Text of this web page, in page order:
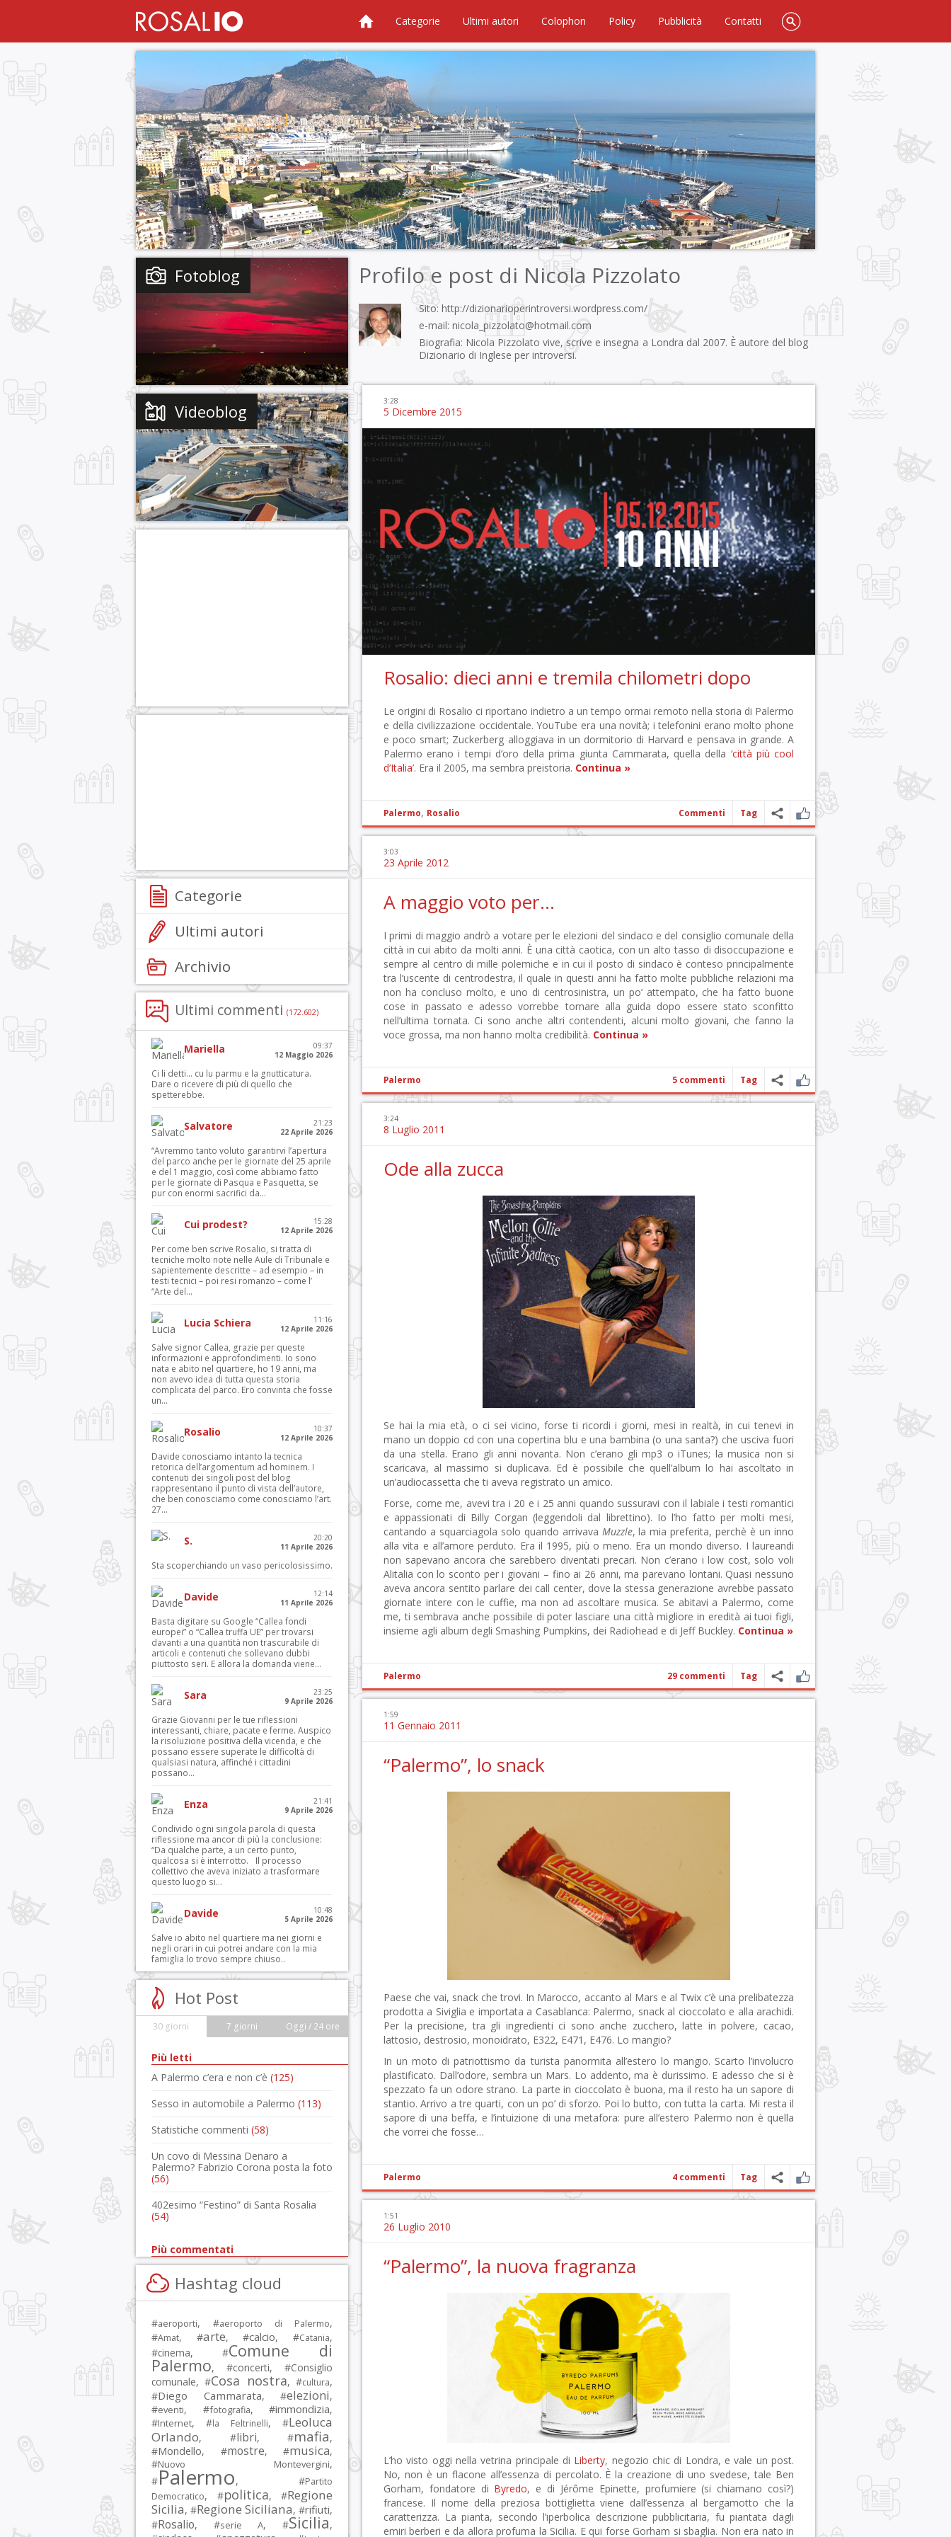
Categorie Ultimi autori Colophon Policy Pubblicità Contatti
Profilo e post di Nicola Pizzolato
Sito: http://dizionarioperintroversi.wordpress.com/
e-mail: nicola_pizzolato@hotmail.com
Biografia: Nicola Pizzolato vive, scrive e insegna a Londra dal 2007. È autore del blog
Dizionario di Inglese per introversi.
3:28
5 Dicembre 2015
Rosalio: dieci anni e tremila chilometri dopo
Le origini di Rosalio ci riportano indietro a un tempo ormai remoto nella storia di Palermo
e della civilizzazione occidentale. YouTube era una novità; i telefonini erano molto phone
e poco smart; Zuckerberg alloggiava in un dormitorio di Harvard e pensava in grande. A
Palermo erano i tempi d’oro della prima giunta Cammarata, quella della ‘città più cool
d’Italia’. Era il 2005, ma sembra preistoria. Continua »
Palermo, Rosalio Commenti Tag
3:03
23 Aprile 2012
A maggio voto per…
I primi di maggio andrò a votare per le elezioni del sindaco e del consiglio comunale della
città in cui abito da molti anni. È una città caotica, con un alto tasso di disoccupazione e
sempre al centro di mille polemiche e in cui il posto di sindaco è conteso principalmente
tra l’uscente di centrodestra, il quale in questi anni ha fatto molte pubbliche relazioni ma
non ha concluso molto, e uno di centrosinistra, un po’ attempato, che ha fatto buone
cose in passato e adesso vorrebbe tornare alla guida dopo essere stato sconfitto
nell’ultima tornata. Ci sono anche altri contendenti, alcuni molto giovani, che fanno la
voce grossa, ma non hanno molta credibilità. Continua »
Palermo 5 commenti Tag
3:24
8 Luglio 2011
Ode alla zucca
Se hai la mia età, o ci sei vicino, forse ti ricordi i giorni, mesi in realtà, in cui tenevi in
mano un doppio cd con una copertina blu e una bambina (o una santa?) che usciva fuori
da una stella. Erano gli anni novanta. Non c’erano gli mp3 o iTunes; la musica non si
scaricava, al massimo si duplicava. Ed è possibile che quell’album lo hai ascoltato in
un’audiocassetta che ti aveva registrato un amico.
Forse, come me, avevi tra i 20 e i 25 anni quando sussuravi con il labiale i testi romantici
e appassionati di Billy Corgan (leggendoli dal librettino). Io l’ho fatto per molti mesi,
cantando a squarciagola solo quando arrivava Muzzle, la mia preferita, perchè è un inno
alla vita e all’amore perduto. Era il 1995, più o meno. Era un mondo diverso. I laureandi
non sapevano ancora che sarebbero diventati precari. Non c’erano i low cost, solo voli
Alitalia con lo sconto per i giovani – fino ai 26 anni, ma parevano lontani. Quasi nessuno
aveva ancora sentito parlare dei call center, dove la stessa generazione avrebbe passato
giornate intere con le cuffie, ma non ad ascoltare musica. Se abitavi a Palermo, come
me, ti sembrava anche possibile di poter lasciare una città migliore in eredità ai tuoi figli,
insieme agli album degli Smashing Pumpkins, dei Radiohead e di Jeff Buckley. Continua »
Palermo 29 commenti Tag
1:59
11 Gennaio 2011
“Palermo”, lo snack
Paese che vai, snack che trovi. In Marocco, accanto al Mars e al Twix c’è una prelibatezza
prodotta a Siviglia e importata a Casablanca: Palermo, snack al cioccolato e alla arachidi.
Per la precisione, tra gli ingredienti ci sono anche zucchero, latte in polvere, cacao,
lattosio, destrosio, monoidrato, E322, E471, E476. Lo mangio?
In un moto di patriottismo da turista panormita all’estero lo mangio. Scarto l’involucro
plastificato. Dall’odore, sembra un Mars. Lo addento, ma è durissimo. E adesso che si è
spezzato fa un odore strano. La parte in cioccolato è buona, ma il resto ha un sapore di
stantio. Arrivo a tre quarti, con un po’ di sforzo. Poi lo butto, con tutta la carta. Mi resta il
sapore di una beffa, e l’intuizione di una metafora: pure all’estero Palermo non è quella
che vorrei che fosse…
Palermo 4 commenti Tag
1:51
26 Luglio 2010
“Palermo”, la nuova fragranza
L’ho visto oggi nella vetrina principale di Liberty, negozio chic di Londra, e vale un post.
No, non è un flacone all’essenza di percolato. È la creazione di uno svedese, tale Ben
Gorham, fondatore di Byredo, e di Jérôme Epinette, profumiere (si chiamano così?)
francese. Il nome della preziosa bottiglietta viene dall’essenza al bergamotto che la
caratterizza. La pianta, secondo l’iperbolica descrizione pubblicitaria, fu piantata dagli
emiri berberi e da allora profuma la Sicilia. E qui forse Gorham si sbaglia. Non era nato in
Fotoblog
Videoblog
Categorie
Ultimi autori
Archivio
Ultimi commenti (172.602)
Mariella
09:37
12 Maggio 2026
Ci li detti… cu lu parmu e la gnutticatura.
Dare o ricevere di più di quello che
spetterebbe.
Salvatore
21:23
22 Aprile 2026
“Avremmo tanto voluto garantirvi l’apertura
del parco anche per le giornate del 25 aprile
e del 1 maggio, così come abbiamo fatto
per le giornate di Pasqua e Pasquetta, se
pur con enormi sacrifici da...
Cui prodest?
15:28
12 Aprile 2026
Per come ben scrive Rosalio, si tratta di
tecniche molto note nelle Aule di Tribunale e
sapientemente descritte – ad esempio – in
testi tecnici – poi resi romanzo – come l’
“Arte del...
Lucia Schiera
11:16
12 Aprile 2026
Salve signor Callea, grazie per queste
informazioni e approfondimenti. Io sono
nata e abito nel quartiere, ho 19 anni, ma
non avevo idea di tutta questa storia
complicata del parco. Ero convinta che fosse
un...
Rosalio
10:37
12 Aprile 2026
Davide conosciamo intanto la tecnica
retorica dell’argomentum ad hominem. I
contenuti dei singoli post del blog
rappresentano il punto di vista dell’autore,
che ben conosciamo come conosciamo l’art.
27...
S.
20:20
11 Aprile 2026
Sta scoperchiando un vaso pericolosissimo.
Davide
12:14
11 Aprile 2026
Basta digitare su Google “Callea fondi
europei” o “Callea truffa UE” per trovarsi
davanti a una quantità non trascurabile di
articoli e contenuti che sollevano dubbi
piuttosto seri. E allora la domanda viene...
Sara
23:25
9 Aprile 2026
Grazie Giovanni per le tue riflessioni
interessanti, chiare, pacate e ferme. Auspico
la risoluzione positiva della vicenda, e che
possano essere superate le difficoltà di
qualsiasi natura, affinché i cittadini
possano...
Enza
21:41
9 Aprile 2026
Condivido ogni singola parola di questa
riflessione ma ancor di più la conclusione:
“Da qualche parte, a un certo punto,
qualcosa si è interrotto. Il processo
collettivo che aveva iniziato a trasformare
questo luogo si...
Davide
10:48
5 Aprile 2026
Salve io abito nel quartiere ma nei giorni e
negli orari in cui potrei andare con la mia
famiglia lo trovo sempre chiuso..
Hot Post
30 giorni 7 giorni Oggi / 24 ore
Più letti
A Palermo c’era e non c’è (125)
Sesso in automobile a Palermo (113)
Statistiche commenti (58)
Un covo di Messina Denaro a
Palermo? Fabrizio Corona posta la foto
(56)
402esimo “Festino” di Santa Rosalia
(54)
Più commentati
Hashtag cloud
#aeroporti, #aeroporto di Palermo,
#Amat, #arte, #calcio, #Catania,
#cinema, #Comune di
Palermo, #concerti, #Consiglio
comunale, #Cosa nostra, #cultura,
#Diego Cammarata, #elezioni,
#eventi, #fotografia, #immondizia,
#Internet, #la Feltrinelli, #Leoluca
Orlando, #libri, #mafia,
#Mondello, #mostre, #musica,
#Nuovo Montevergini,
#Palermo, #Partito
Democratico, #politica, #Regione
Sicilia, #Regione Siciliana, #rifiuti,
#Rosalio, #serie A, #Sicilia,